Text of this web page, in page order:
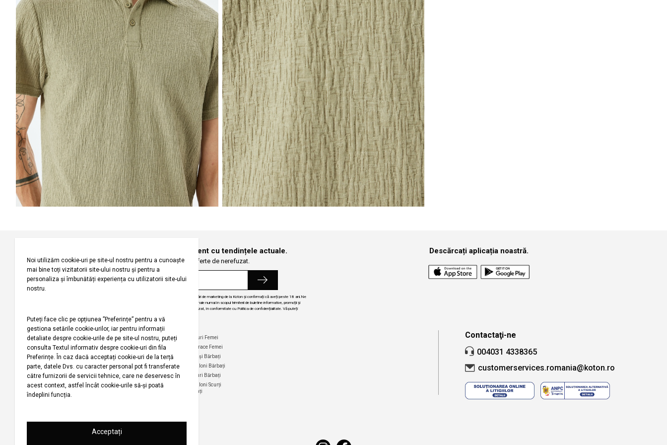
Înregistrați-vă pentru a fi la curent cu tendințele actuale.
Fiți primii care primesc oferte de nerefuzat.
Prin abonarea la buletinul nostru informativ, sunteți de acord să primiți comunicări de marketing de la Koton și confirmați că aveți peste 18 ani.Ne
angajăm să vă protejăm confidențialitatea și vom folosi informațiile dvs. personale numai în scopul trimiterii de buletine informative, promoții și
actualizări despre produsele și serviciile noastre, să vă oferim conținut personalizat, în conformitate cu Politica de confidențialitate. Vă puteți
Descărcați aplicația noastră.
Companie
Despre noi
Politica
privind
utilizarea
modulelor de
tip cookie
Termeni și
condiții
campanie
Ajutor
Întrebări frecvente
Politica de Anulare și
Urmărirea comenzii
fără înregistrare
Politica de
Categorii Populare
Rochii Femei
Tricouri Femei
Cămăși Femei
Pantaloni Femei
Fuste Femei
Maiouri Femei
Hanorace Femei
Cămași Bărbați
Pantaloni Bărbați
Tricouri Bărbați
Pantaloni Scurți
Bărbați
Contactaţi-ne
004031 4338365
customerservices.romania@koton.ro
Continuă cumpărăturile